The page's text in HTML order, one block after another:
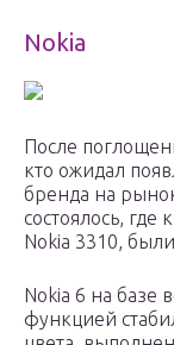
Nokia
После
кто ожидал
бренда на
состоялось,
Nokia 3310,
Nokia 6 на базе
функцией